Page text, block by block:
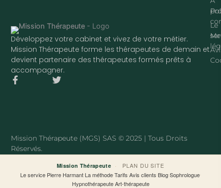
Développez votre cabinet et vivez de votre métier.
Mission Thérapeute forme les thérapeutes de demain et
devient partenaire des thérapeutes formés prêts à
accompagner.
F
k
-
T
Le
Mission Thérapeute (MGS) SAS © 2025 | Tous Droits
Réservés.
Mission Thérapeute ·
PLAN DU SITE
Le service·Pierre Harmant·La méthode·Tarifs·Avis clients·Blog·Sophrologue·
Hypnothérapeute·Art-thérapeute